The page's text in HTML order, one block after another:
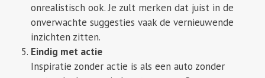
onrealistisch ook. Je zult merken dat juist in de
onverwachte suggesties vaak de vernieuwende
inzichten zitten.
Eindig met actie
Inspiratie zonder actie is als een auto zonder